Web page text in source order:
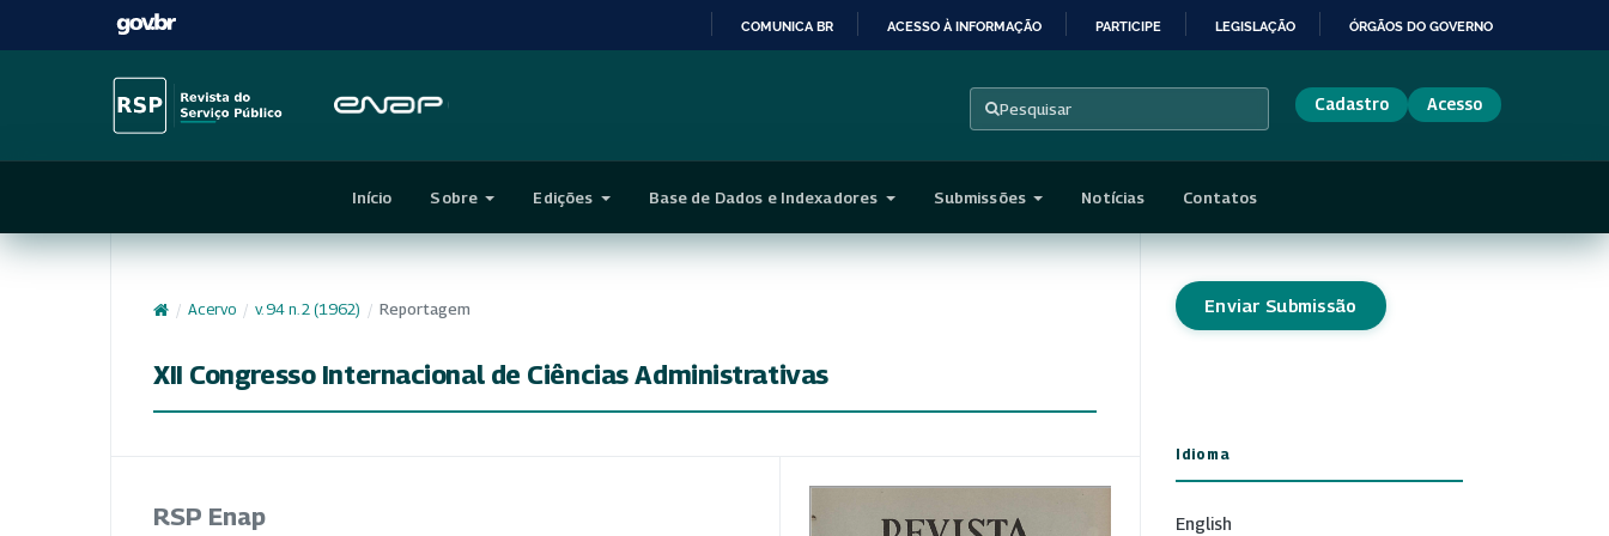
CONTEÚDO
COMUNICA BR ACESSO À INFORMAÇÃO PARTICIPE LEGISLAÇÃO ÓRGÃOS DO GOVERNO
Pesquisar Cadastro Acesso
Início Sobre Edições Base de Dados e Indexadores Submissões Notícias Contatos
/ Acervo / v. 94 n. 2 (1962) / Reportagem
XII Congresso Internacional de Ciências Administrativas
RSP Enap
Enviar Submissão
Idioma
English